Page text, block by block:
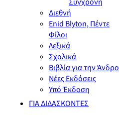
Διεθνή
Enid Blyton, Πέντε
Φίλοι
Λεξικά
Σχολικά
Βιβλία για την Άνδρο
Νέες Εκδόσεις
Υπό Έκδοση
ΓΙΑ ΔΙΔΑΣΚΟΝΤΕΣ